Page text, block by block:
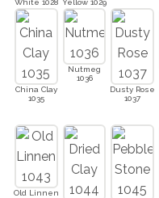
White 1028 Yellow 1029
China Clay
1035
Nutmeg
1036
Dusty Rose
1037
Old Linnen